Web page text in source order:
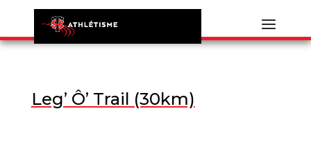
Leg’ Ô’ Trail (30km)